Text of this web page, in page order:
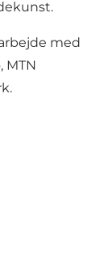
med
MTN